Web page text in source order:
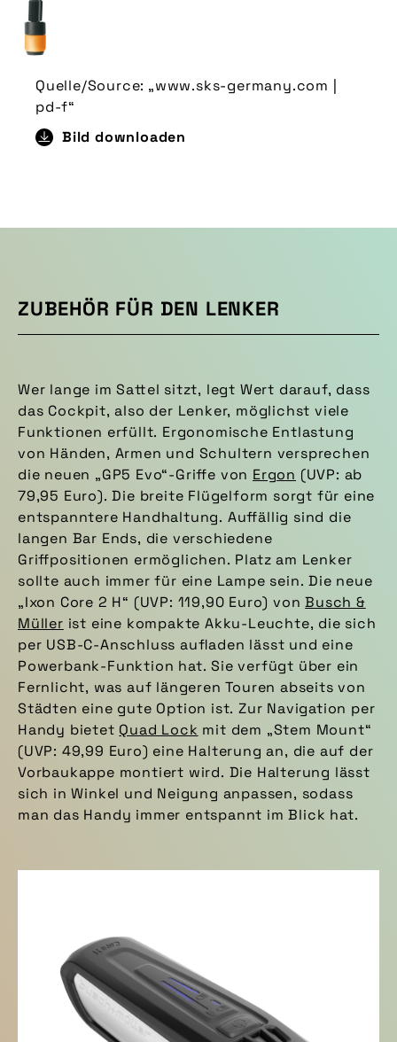
Quelle/Source: „www.sks-germany.com |
pd-f“
Bild downloaden
ZUBEHÖR FÜR DEN LENKER
Wer lange im Sattel sitzt, legt Wert darauf, dass
das Cockpit, also der Lenker, möglichst viele
Funktionen erfüllt. Ergonomische Entlastung
von Händen, Armen und Schultern versprechen
die neuen „GP5 Evo“-Griffe von Ergon (UVP: ab
79,95 Euro). Die breite Flügelform sorgt für eine
entspanntere Handhaltung. Auffällig sind die
langen Bar Ends, die verschiedene
Griffpositionen ermöglichen. Platz am Lenker
sollte auch immer für eine Lampe sein. Die neue
„Ixon Core 2 H“ (UVP: 119,90 Euro) vonBusch &
Müller ist eine kompakte Akku-Leuchte, die sich
per USB-C-Anschluss aufladen lässt und eine
Powerbank-Funktion hat. Sie verfügt über ein
Fernlicht, was auf längeren Touren abseits von
Städten eine gute Option ist. Zur Navigation per
Handy bietet Quad Lock mit dem „Stem Mount“
(UVP: 49,99 Euro) eine Halterung an, die auf der
Vorbaukappe montiert wird. Die Halterung lässt
sich in Winkel und Neigung anpassen, sodass
man das Handy immer entspannt im Blick hat.